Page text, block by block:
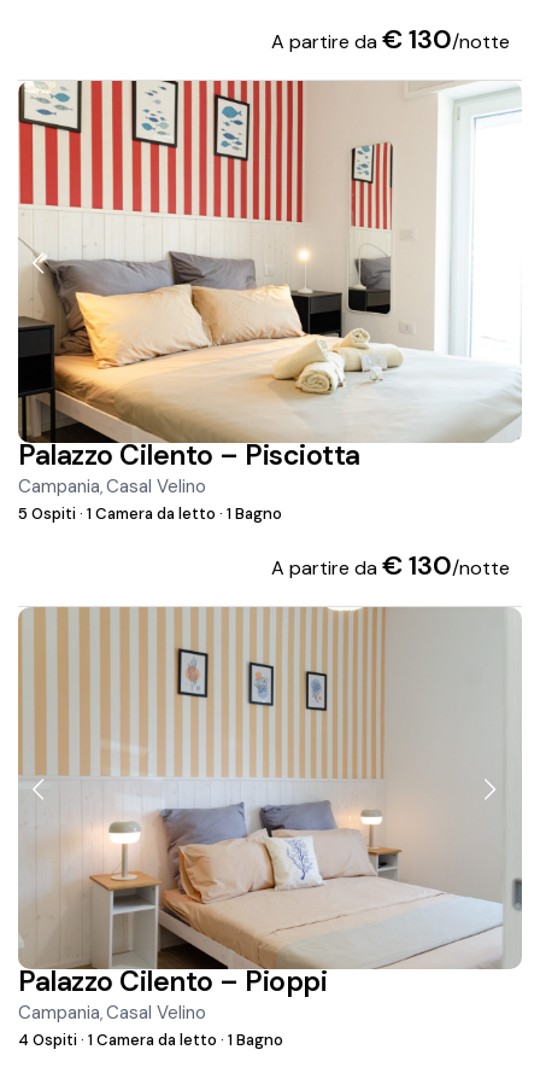
A partire da€ 130/notte
Palazzo Cilento – Pisciotta
Campania,Casal Velino
5 Ospiti· 1 Camera da letto· 1 Bagno
A partire da€ 130/notte
Palazzo Cilento – Pioppi
Campania,Casal Velino
4 Ospiti· 1 Camera da letto· 1 Bagno